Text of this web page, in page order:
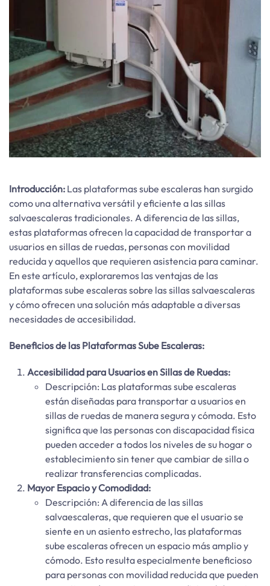
Introducción: Las plataformas sube escaleras han surgido
como una alternativa versátil y eficiente a las sillas
salvaescaleras tradicionales. A diferencia de las sillas,
estas plataformas ofrecen la capacidad de transportar a
usuarios en sillas de ruedas, personas con movilidad
reducida y aquellos que requieren asistencia para caminar.
En este artículo, exploraremos las ventajas de las
plataformas sube escaleras sobre las sillas salvaescaleras
y cómo ofrecen una solución más adaptable a diversas
necesidades de accesibilidad.
Beneficios de las Plataformas Sube Escaleras:
Accesibilidad para Usuarios en Sillas de Ruedas:
Descripción: Las plataformas sube escaleras
están diseñadas para transportar a usuarios en
sillas de ruedas de manera segura y cómoda. Esto
significa que las personas con discapacidad física
pueden acceder a todos los niveles de su hogar o
establecimiento sin tener que cambiar de silla o
realizar transferencias complicadas.
Mayor Espacio y Comodidad:
Descripción: A diferencia de las sillas
salvaescaleras, que requieren que el usuario se
siente en un asiento estrecho, las plataformas
sube escaleras ofrecen un espacio más amplio y
cómodo. Esto resulta especialmente beneficioso
para personas con movilidad reducida que pueden